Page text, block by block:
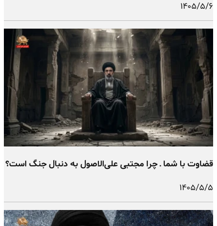
۱۴۰۵/۵/۶
قضاوت با شما ـ چرا مجتبی علی‌الاصول به دنبال جنگ است؟
۱۴۰۵/۵/۵